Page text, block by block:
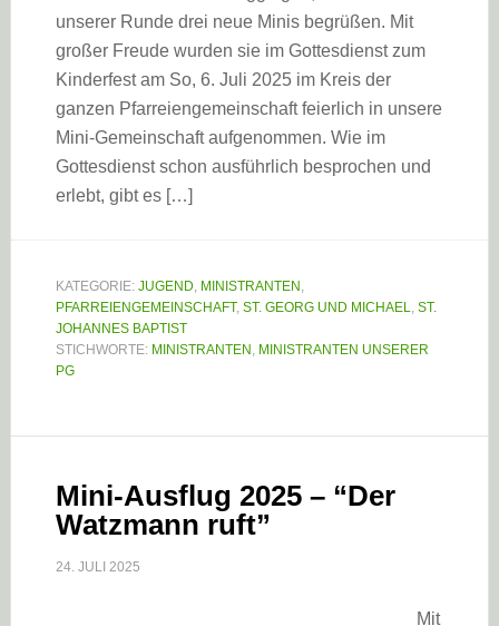
unserer Runde drei neue Minis begrüßen. Mit
großer Freude wurden sie im Gottesdienst zum
Kinderfest am So, 6. Juli 2025 im Kreis der
ganzen Pfarreiengemeinschaft feierlich in unsere
Mini-Gemeinschaft aufgenommen. Wie im
Gottesdienst schon ausführlich besprochen und
erlebt, gibt es […]
KATEGORIE: JUGEND, MINISTRANTEN ,
PFARREIENGEMEINSCHAFT, ST. GEORG UND MICHAEL, ST.
JOHANNES BAPTIST
STICHWORTE: MINISTRANTEN , MINISTRANTEN UNSERER
PG
Mini-Ausflug 2025 – “Der
Watzmann ruft”
24. JULI 2025
Mit